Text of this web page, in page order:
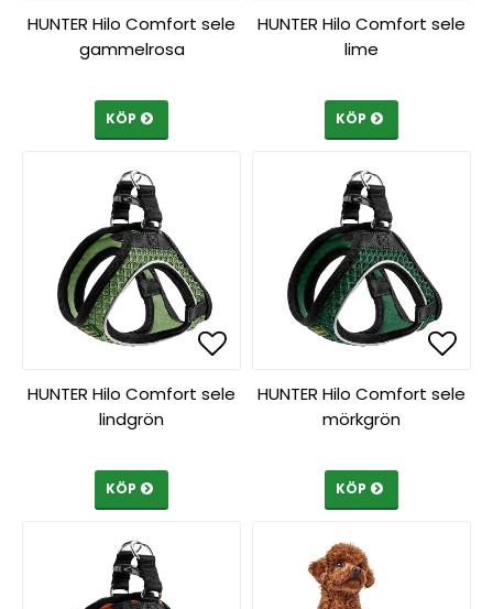
Lägg till i
Lägg till i
HUNTER Hilo Comfort sele
gammelrosa
KÖP
HUNTER Hilo Comfort sele
lime
KÖP
Lägg till i
Lägg till i
HUNTER Hilo Comfort sele
lindgrön
KÖP
HUNTER Hilo Comfort sele
mörkgrön
KÖP